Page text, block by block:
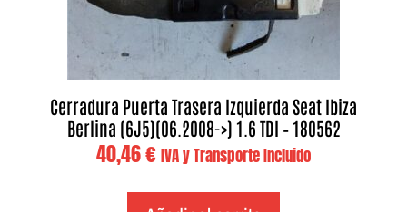
Cerradura Puerta Trasera Izquierda Seat Ibiza
Berlina (6J5)(06.2008->) 1.6 TDI – 180562
40,46€ IVA y Transporte Incluido